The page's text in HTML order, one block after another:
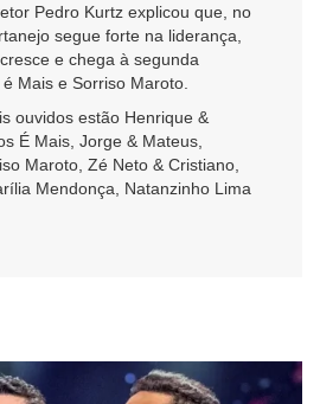
Pedro Kurtz explicou que, no
segue forte na liderança,
e chega à segunda
Mais e Sorriso Maroto.
ouvidos estão Henrique &
É Mais, Jorge & Mateus,
Maroto, Zé Neto & Cristiano,
Mendonça, Natanzinho Lima